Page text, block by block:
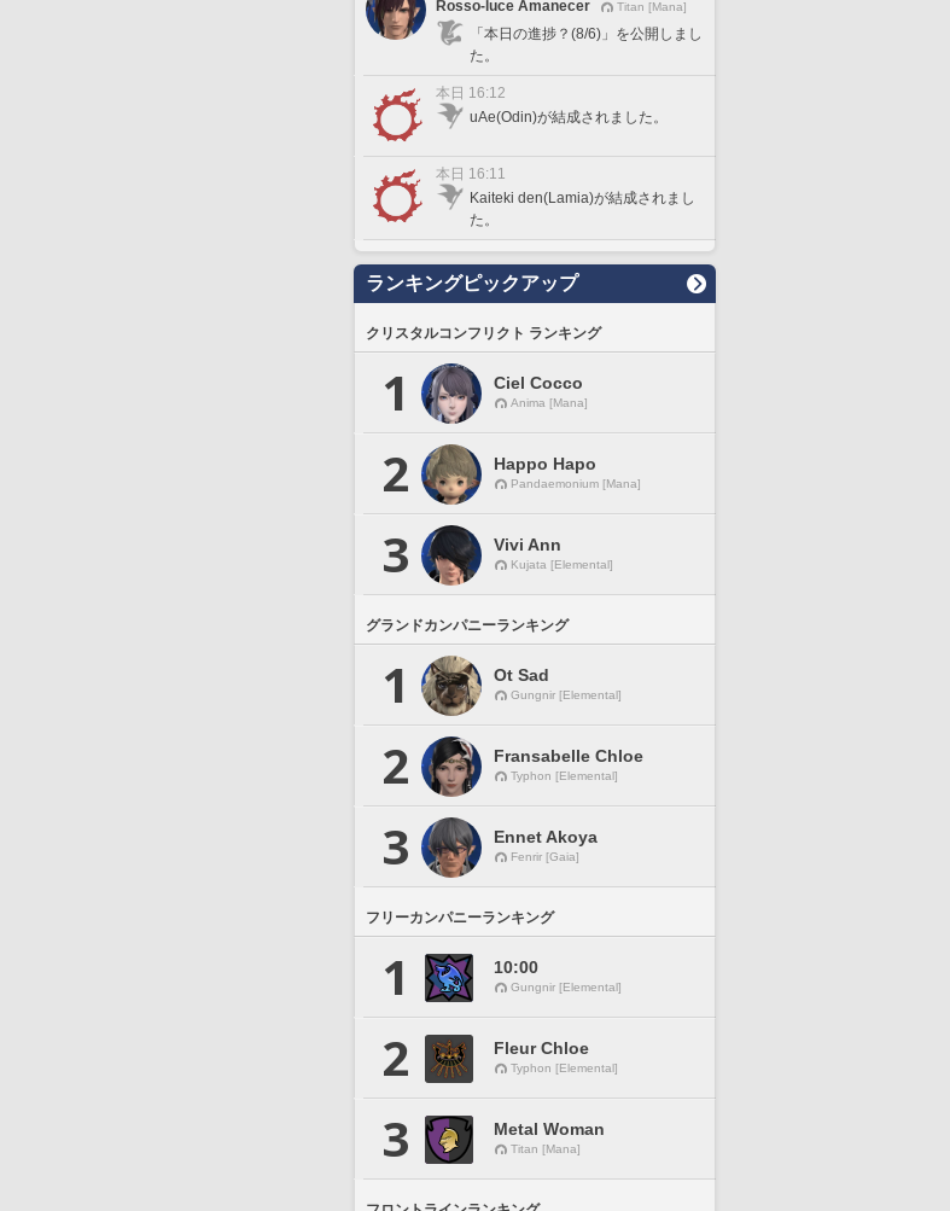
Rosso-luce Amanecer
Titan [Mana]
「本日の進捗？(8/6)」を公開しまし
た。
本日 16:12
uAe(Odin)が結成されました。
本日 16:11
Kaiteki den(Lamia)が結成されまし
た。
ランキングピックアップ
クリスタルコンフリクト ランキング
1 Ciel Cocco
Anima [Mana]
2 Happo Hapo
Pandaemonium [Mana]
3 Vivi Ann
Kujata [Elemental]
グランドカンパニーランキング
1 Ot Sad
Gungnir [Elemental]
2 Fransabelle Chloe
Typhon [Elemental]
3 Ennet Akoya
Fenrir [Gaia]
フリーカンパニーランキング
1 10:00
Gungnir [Elemental]
2 Fleur Chloe
Typhon [Elemental]
3 Metal Woman
Titan [Mana]